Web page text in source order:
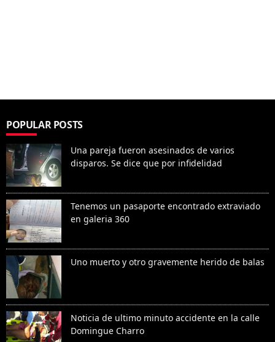
POPULAR POSTS
Una pareja fueron asesinados de varios
disparos. Se dice que por infidelidad
Tenemos un pasaporte encontrado extraviado
en galeria 360
Uno muerto y otro gravemente herido de balas
Noticia de ultimo minuto accidente en la calle
Domingue Charro